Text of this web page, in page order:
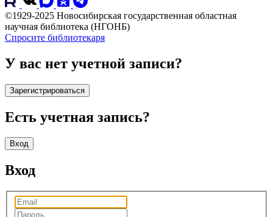
©1929-2025 Новосибирская государственная областная
научная библиотека (НГОНБ)
Спросите библиотекаря
У вас нет учетной записи?
Зарегистрироваться
Есть учетная запись?
Вход
Вход